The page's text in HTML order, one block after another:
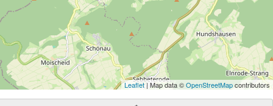
Leaflet| Map data ©OpenStreetMapcontributors